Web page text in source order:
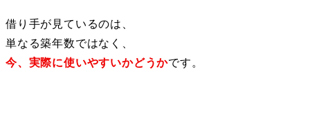
借り手が見ているのは、
単なる築年数ではなく、
今、実際に使いやすいかどうかです。